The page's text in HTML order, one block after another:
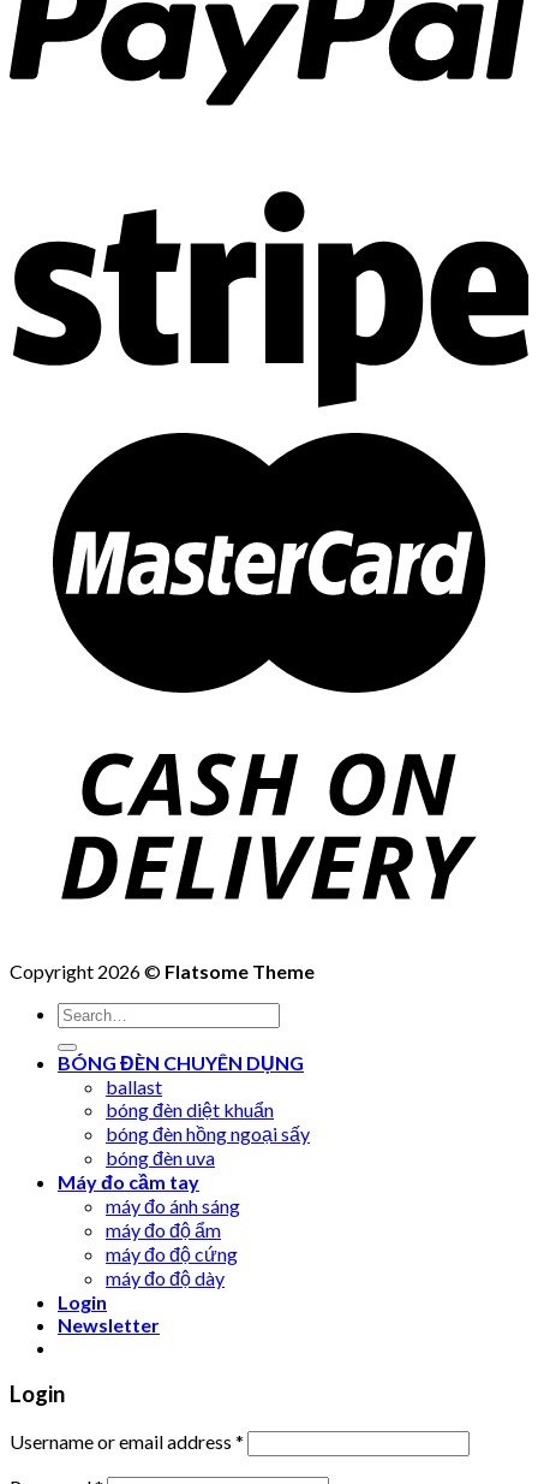
Copyright 2026 © Flatsome Theme
Search
for:
BÓNG ĐÈN CHUYÊN DỤNG
ballast
bóng đèn diệt khuẩn
bóng đèn hồng ngoại sấy
bóng đèn uva
Máy đo cầm tay
máy đo ánh sáng
máy đo độ ẩm
máy đo độ cứng
máy đo độ dày
Login
Newsletter
Login
Username or email address *